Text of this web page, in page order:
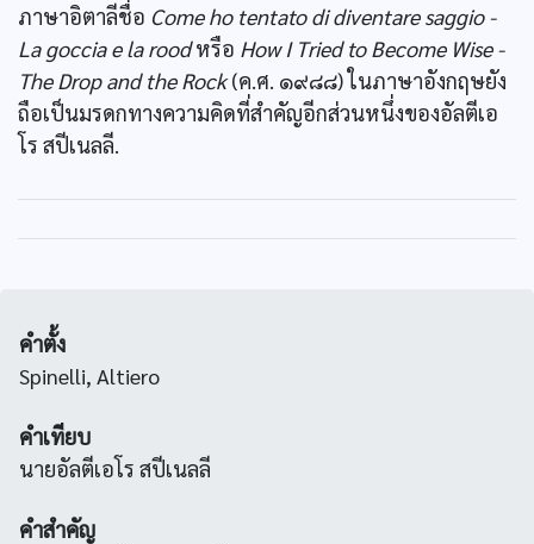
ภาษาอิตาลีชื่อ Come ho tentato di diventare saggio -
La goccia e la roodหรือ How I Tried to Become Wise -
The Drop and the Rock(ค.ศ. ๑๙๘๘) ในภาษาอังกฤษยัง
ถือเป็นมรดกทางความคิดที่สำคัญอีกส่วนหนึ่งของอัลตีเอ
โร สปีเนลลี.
คำตั้ง
Spinelli, Altiero
คำเทียบ
นายอัลตีเอโร สปีเนลลี
คำสำคัญ